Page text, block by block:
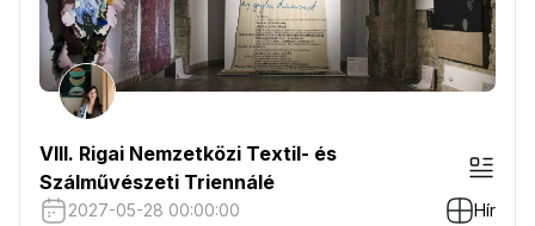
VIII. Rigai Nemzetközi Textil- és
Szálművészeti Triennálé
2027-05-28 00:00:00 Hír